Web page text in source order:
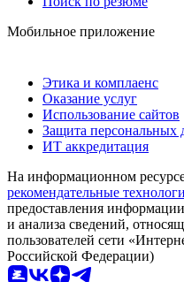
Мобильное приложение
Этика и комплаенс
Оказание услуг
Использование сайтов
Защита персональных
ИТ аккредитация
На информационном
рекомендательные
предоставления
и анализа сведений,
пользователей сети
Российской Федерации)